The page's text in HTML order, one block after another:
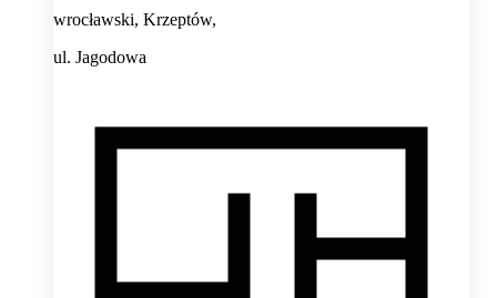
wrocławski, Krzeptów,
ul. Jagodowa